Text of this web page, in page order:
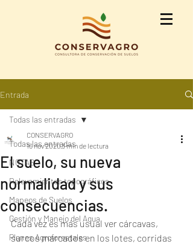
Entrada
Todas las entradas
NOTAS
Relevamientos topográficos
Mapeos de Suelos
Gestión y Manejo del Agua
Planes Agroforestales
Todas las entradas
El suelo, su nueva
normalidad y sus
consecuencias.
CONSERVAGRO
16 nov 20203 min de lectura
Cada vez es más usual ver cárcavas,
surcos marcados en los lotes, corridas